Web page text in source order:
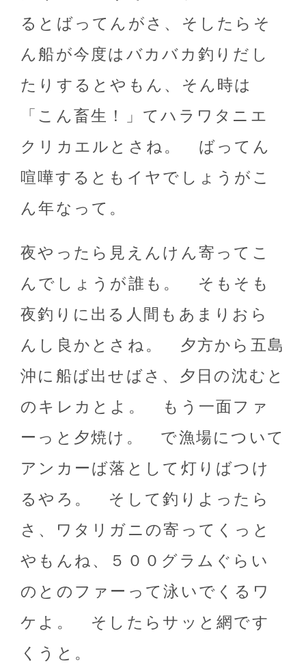
るとばってんがさ、そしたらそ
ん船が今度はバカバカ釣りだし
たりするとやもん、そん時は
「こん畜生！」てハラワタニエ
クリカエルとさね。 ばってん
喧嘩するともイヤでしょうがこ
ん年なって。
夜やったら見えんけん寄ってこ
んでしょうが誰も。 そもそも
夜釣りに出る人間もあまりおら
んし良かとさね。 夕方から五島
沖に船ば出せばさ、夕日の沈むと
のキレカとよ。 もう一面ファ
ーっと夕焼け。 で漁場について
アンカーば落として灯りばつけ
るやろ。 そして釣りよったら
さ、ワタリガニの寄ってくっと
やもんね、５００グラムぐらい
のとのファーって泳いでくるワ
ケよ。 そしたらサッと網です
くうと。